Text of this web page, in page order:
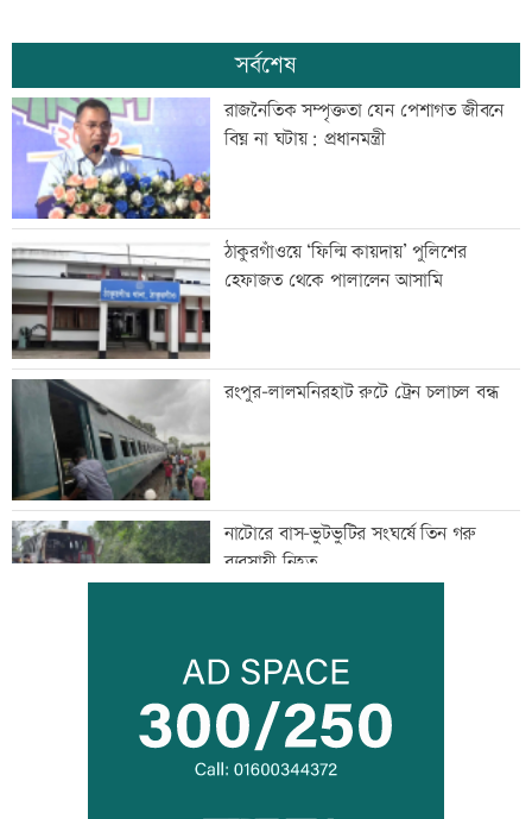
সর্বশেষ
রাজনৈতিক সম্পৃক্ততা যেন পেশাগত জীবনে
বিঘ্ন না ঘটায়: প্রধানমন্ত্রী
ঠাকুরগাঁওয়ে ‘ফিল্মি কায়দায়’ পুলিশের
হেফাজত থেকে পালালেন আসামি
রংপুর-লালমনিরহাট রুটে ট্রেন চলাচল বন্ধ
নাটোরে বাস-ভুটভুটির সংঘর্ষে তিন গরু
ব্যবসায়ী নিহত
ইরান যুদ্ধ থেকে সম্মানজনকভাবে সরে আসা
উচিত: মার্কিন জেনারেল